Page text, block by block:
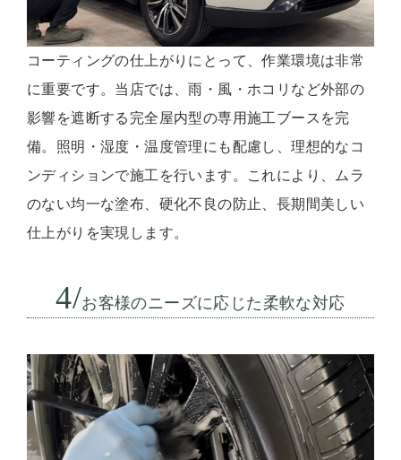
コーティングの仕上がりにとって、作業環境は非常
に重要です。当店では、雨・風・ホコリなど外部の
影響を遮断する完全屋内型の専用施工ブースを完
備。照明・湿度・温度管理にも配慮し、理想的なコ
ンディションで施工を行います。これにより、ムラ
のない均一な塗布、硬化不良の防止、長期間美しい
仕上がりを実現します。
4/お客様のニーズに応じた柔軟な対応